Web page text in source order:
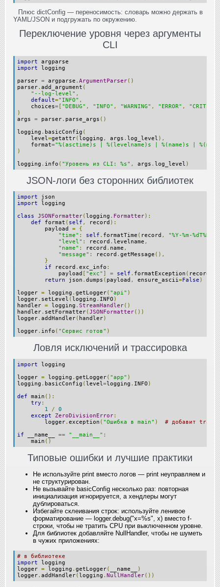
Плюс dictConfig — переносимость: словарь можно держать в
YAML/JSON и подгружать по окружению.
Переключение уровня через аргументы
CLI
import argparse
import logging
parser = argparse . ArgumentParser()
parser. add_argument (
"--log-level" ,
default="INFO" ,
choices=[ "DEBUG" , "INFO" , "WARNING" , "ERROR" ,
)
args = parser. parse_args ()
logging . basicConfig (
level=getattr(logging , args . log_level ),
format="%(asctime)s | %(levelname)s | %(name)s |
)
logging . info ( "Уровень из CLI: %s" , args . log_level )
JSON‑логи без сторонних библиотек
import json
import logging
class
JSONFormatter( logging . Formatter):
def format ( self , record ):
payload =
{
"time" : self . formatTime ( record ,
"%Y-%m-
"level" : record . levelname ,
"name" : record . name ,
"message" : record . getMessage (),
}
if record . exc_info :
payload
"exc" = self . formatException ( record
return json . dumps ( payload , ensure_ascii=False )
logger = logging . getLogger( "api" )
logger. setLevel ( logging . INFO )
handler = logging . StreamHandler()
handler. setFormatter( JSONFormatter())
logger. addHandler( handler)
logger. info ( "Сервис готов" )
Ловля исключений и трассировка
import logging
logger = logging . getLogger( "app" )
logging . basicConfig ( level=logging . INFO )
def main ():
try :
1
/
0
except
ZeroDivisionError:
logger. exception ( "Ошибка в main" )
# добавит
if __name__ == "__main__" :
main ()
Типовые ошибки и лучшие практики
Не используйте print вместо логов — print неуправляем и
не структурирован.
Не вызывайте basicConfig несколько раз: повторная
инициализация игнорируется, а хендлеры могут
дублироваться.
Избегайте склеивания строк: используйте ленивое
форматирование — logger.debug("x=%s", x) вместо f-
строки, чтобы не тратить CPU при выключенном уровне.
Для библиотек добавляйте NullHandler, чтобы не шуметь
в чужих приложениях:
# в библиотеке
import logging
logger = logging . getLogger( __name__
)
logger. addHandler(logging . NullHandler())